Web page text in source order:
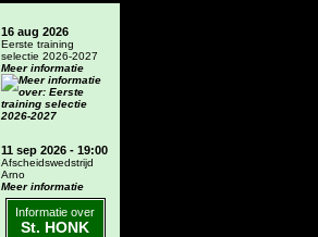
16 aug 2026
Eerste training
selectie 2026-2027
Meer informatie
11 sep 2026 - 19:00
Afscheidswedstrijd
Arno
Meer informatie
Informatie over
St. HONK